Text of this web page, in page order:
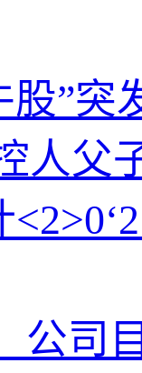
”突
人父
公司